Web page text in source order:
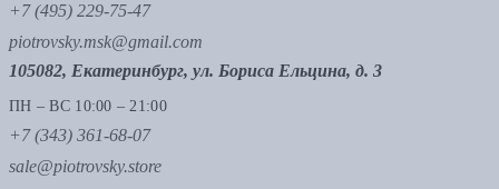
+7 (495) 229-75-47
piotrovsky.msk@gmail.com
105082, Екатеринбург, ул. Бориса Ельцина, д. 3
ПН – ВС 10:00 – 21:00
+7 (343) 361-68-07
sale@piotrovsky.store